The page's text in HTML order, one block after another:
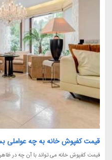
قیمت کفپوش خانه به چه عواملی
قیمت کفپوش خانه می تواند با آن چه در